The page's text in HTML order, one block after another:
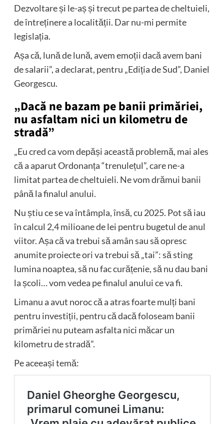
Dezvoltare și le-aș și trecut pe partea de cheltuieli,
de întreținere a localității. Dar nu-mi permite
legislația.
Așa că, lună de lună, avem emoții dacă avem bani
de salarii”, a declarat, pentru „Ediția de Sud”, Daniel
Georgescu.
„Dacă ne bazam pe banii primăriei,
nu asfaltam nici un kilometru de
stradă”
„Eu cred ca vom depăși această problemă, mai ales
că a aparut Ordonanța “trenulețul”, care ne-a
limitat partea de cheltuieli. Ne vom drămui banii
până la finalul anului.
Nu știu ce se va întâmpla, însă, cu 2025. Pot să iau
în calcul 2,4 milioane de lei pentru bugetul de anul
viitor. Așa că va trebui să amân sau să opresc
anumite proiecte ori va trebui să „tai”: să sting
lumina noaptea, să nu fac curățenie, să nu dau bani
la școli… vom vedea pe finalul anului ce va fi.
Limanu a avut noroc că a atras foarte mulți bani
pentru investiții, pentru că dacă foloseam banii
primăriei nu puteam asfalta nici măcar un
kilometru de stradă”.
Pe aceeași temă: